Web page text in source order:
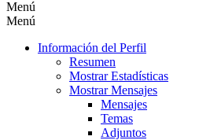
Menú
Menú
Información del Perfil
Resumen
Mostrar Estadísticas
Mostrar Mensajes
Mensajes
Temas
Adjuntos